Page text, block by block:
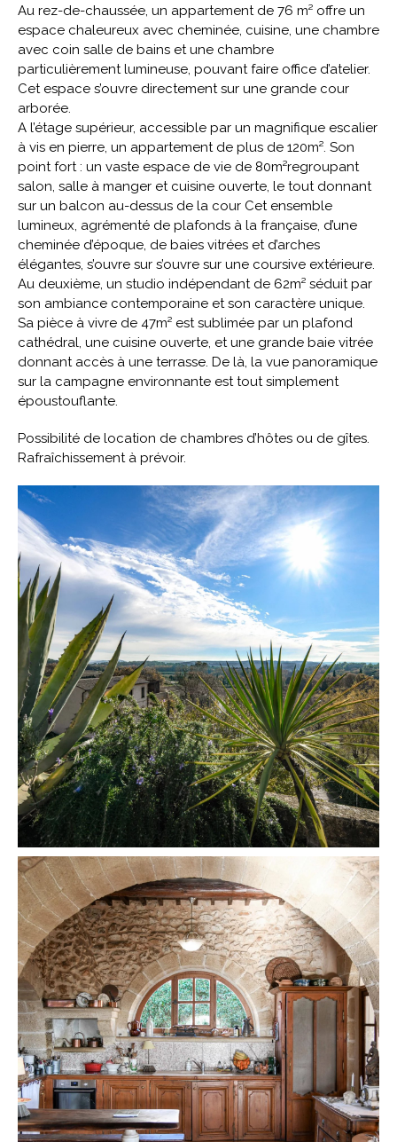
Au rez-de-chaussée, un appartement de 76 m² offre un
espace chaleureux avec cheminée, cuisine, une chambre
avec coin salle de bains et une chambre
particulièrement lumineuse, pouvant faire office d’atelier.
Cet espace s’ouvre directement sur une grande cour
arborée.
A l’étage supérieur, accessible par un magnifique escalier
à vis en pierre, un appartement de plus de 120m². Son
point fort : un vaste espace de vie de 80m²regroupant
salon, salle à manger et cuisine ouverte, le tout donnant
sur un balcon au-dessus de la cour Cet ensemble
lumineux, agrémenté de plafonds à la française, d’une
cheminée d’époque, de baies vitrées et d’arches
élégantes, s’ouvre sur s’ouvre sur une coursive extérieure.
Au deuxième, un studio indépendant de 62m² séduit par
son ambiance contemporaine et son caractère unique.
Sa pièce à vivre de 47m² est sublimée par un plafond
cathédral, une cuisine ouverte, et une grande baie vitrée
donnant accès à une terrasse. De là, la vue panoramique
sur la campagne environnante est tout simplement
époustouflante.
Possibilité de location de chambres d’hôtes ou de gîtes.
Rafraîchissement à prévoir.